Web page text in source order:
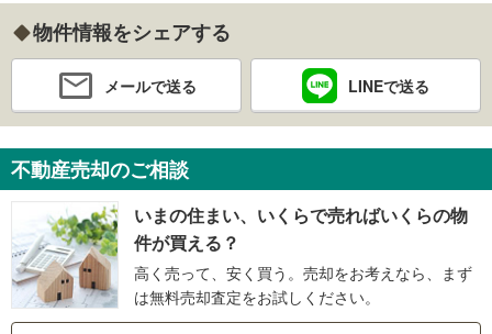
物件情報をシェアする
メールで送る LINEで送る
不動産売却のご相談
いまの住まい、いくらで売ればいくらの物
件が買える？
高く売って、安く買う。売却をお考えなら、まず
は無料売却査定をお試しください。